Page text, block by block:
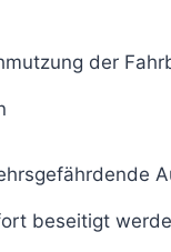
der
beseitigt